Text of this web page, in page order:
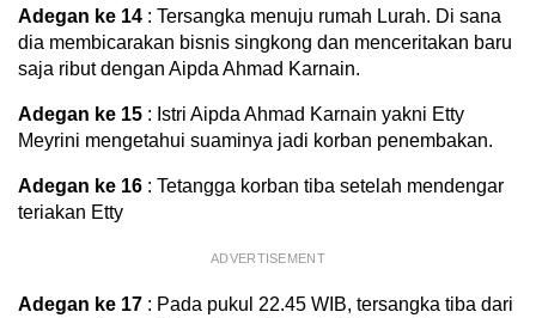
Adegan ke 14 : Tersangka menuju rumah Lurah. Di sana
dia membicarakan bisnis singkong dan menceritakan baru
saja ribut dengan Aipda Ahmad Karnain.
Adegan ke 15 : Istri Aipda Ahmad Karnain yakni Etty
Meyrini mengetahui suaminya jadi korban penembakan.
Adegan ke 16 : Tetangga korban tiba setelah mendengar
teriakan Etty
ADVERTISEMENT
Adegan ke 17 : Pada pukul 22.45 WIB, tersangka tiba dari